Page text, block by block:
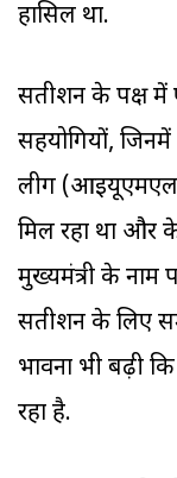
हासिल था.
सतीशन के पक्ष
सहयोगियों,
लीग (आइयूएमएल)
मिल रहा था और
मुख्यमंत्री के
सतीशन के लिए
भावना भी बढ़ी
रहा है.